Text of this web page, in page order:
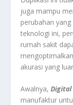
juga mampu
perubahan
teknologi ini,
rumah sakit
akurasi yang
Awalnya,Digital
manufaktur